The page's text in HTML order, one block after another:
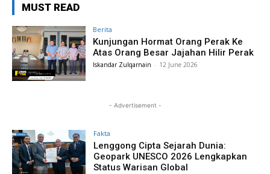
MUST READ
Berita
Kunjungan Hormat Orang Perak Ke
Atas Orang Besar Jajahan Hilir Perak
Iskandar Zulqarnain - 12 June 2026
- Advertisement -
Fakta
Lenggong Cipta Sejarah Dunia:
Geopark UNESCO 2026 Lengkapkan
Status Warisan Global